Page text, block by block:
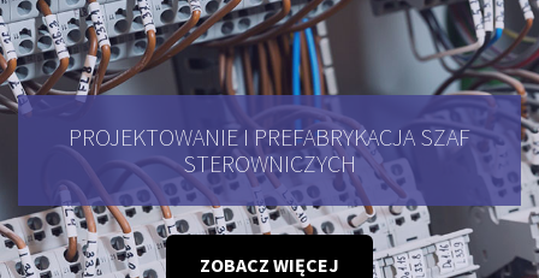
PROJEKTOWANIE I PREFABRYKACJA SZAF
STEROWNICZYCH
ZOBACZ WIĘCEJ